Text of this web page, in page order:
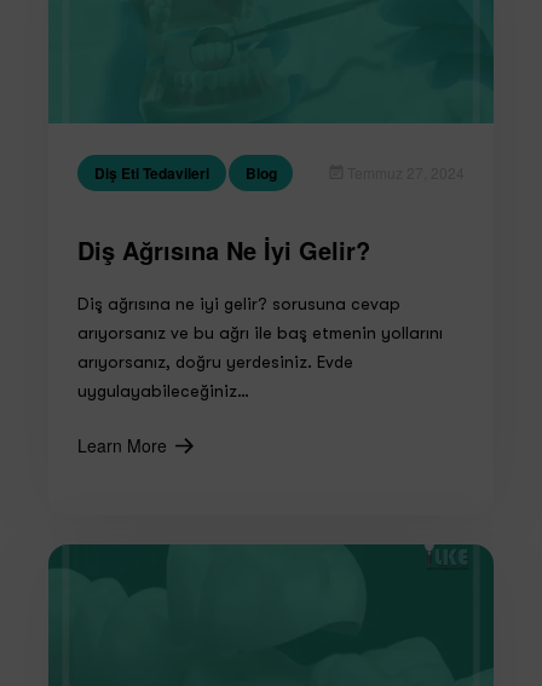
Diş Eti Tedavileri Blog
Diş Ağrısına Ne İyi Gelir?
Diş ağrısına ne iyi gelir? sorusuna cevap
arıyorsanız ve bu ağrı ile baş etmenin yollarını
arıyorsanız, doğru yerdesiniz. Evde
uygulayabileceğiniz…
Learn More